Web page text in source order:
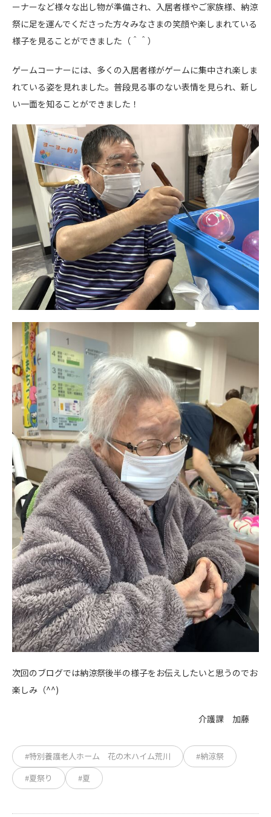
ーナーなど様々な出し物が準備され、入居者様やご家族様、納涼
祭に足を運んでくださった方々みなさまの笑顔や楽しまれている
様子を見ることができました（＾＾）
ゲームコーナーには、多くの入居者様がゲームに集中され楽しま
れている姿を見れました。普段見る事のない表情を見られ、新し
い一面を知ることができました！
次回のブログでは納涼祭後半の様子をお伝えしたいと思うのでお
楽しみ（^^)
介護課 加藤
#特別養護老人ホーム 花の木ハイム荒川
#納涼祭
#夏祭り
#夏